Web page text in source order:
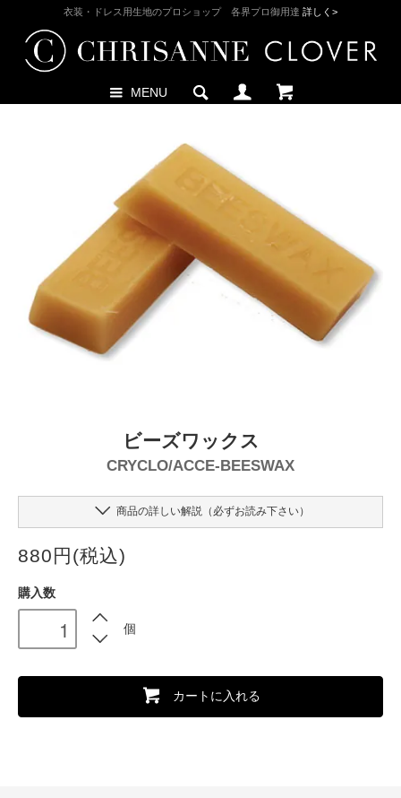
衣装・ドレス用生地のプロショップ 各界プロ御用達 詳しく>
MENU
ビーズワックス
CRYCLO/ACCE-BEESWAX
商品の詳しい解説（必ずお読み下さい）
880円(税込)
購入数
個
カートに入れる